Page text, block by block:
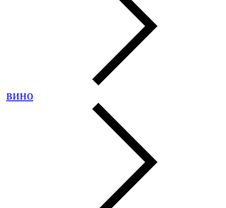
вино